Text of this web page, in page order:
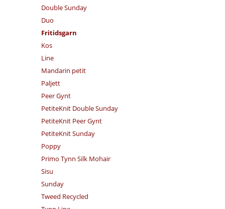
Double Sunday
Duo
Fritidsgarn
Kos
Line
Mandarin petit
Paljett
Peer Gynt
PetiteKnit Double Sunday
PetiteKnit Peer Gynt
PetiteKnit Sunday
Poppy
Primo Tynn Silk Mohair
Sisu
Sunday
Tweed Recycled